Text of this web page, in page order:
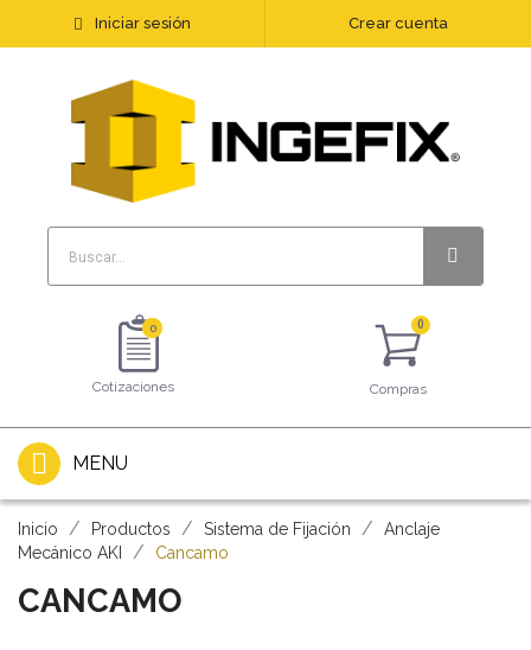
Iniciar sesión Crear cuenta
0
Cotizaciones Compras
MENU
Inicio Productos Sistema de Fijación
Anclaje
Mecánico AKI
Cancamo
CANCAMO